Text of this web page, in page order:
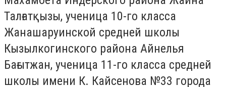
Талғатқызы, ученица 10-го класса
Жанашаруинской средней школы
Кызылкогинского района Айнелья
Бағытжан, ученица 11-го класса средней
школы имени К. Кайсенова №33 города